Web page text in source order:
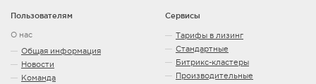
Пользователям
О нас
Общая информация
Новости
Команда
Сервисы
Тарифы в лизинг
Стандартные
Битрикс-кластеры
Производительные